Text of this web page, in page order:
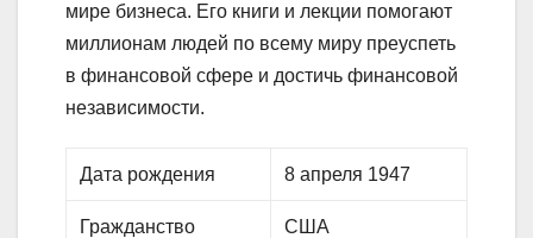
мире бизнеса. Его книги и лекции помогают
миллионам людей по всему миру преуспеть
в финансовой сфере и достичь финансовой
независимости.
Дата рождения 8 апреля 1947
Гражданство США